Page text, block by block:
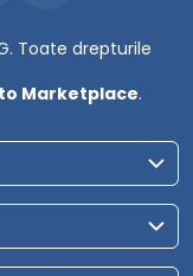
Toate drepturile
Marketplace.